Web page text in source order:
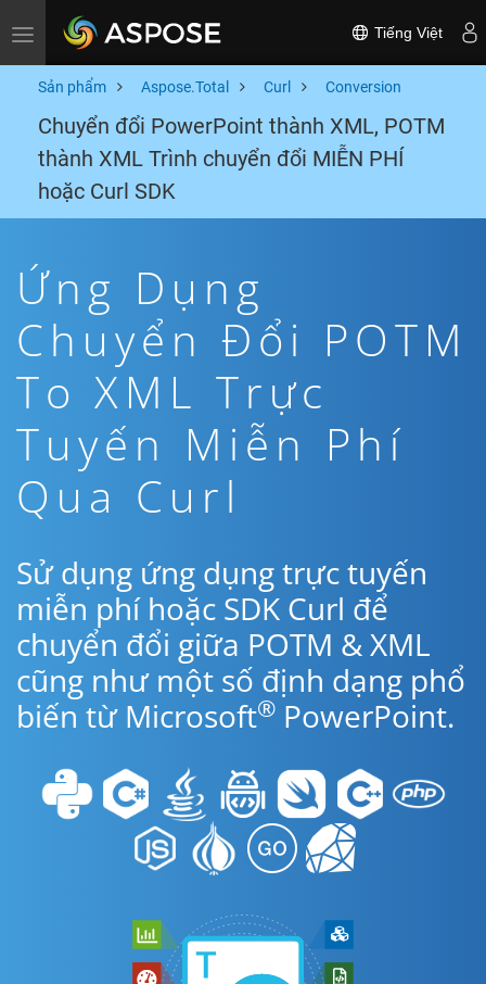
Toggle navigation Tiếng Việt
Sản phẩm Aspose.Total Curl Conversion
Chuyển đổi PowerPoint thành XML, POTM
thành XML Trình chuyển đổi MIỄN PHÍ
hoặc Curl SDK
Ứng Dụng
Chuyển Đổi POTM
To XML Trực
Tuyến Miễn Phí
Qua Curl
Sử dụng ứng dụng trực tuyến
miễn phí hoặc SDK Curl để
chuyển đổi giữa POTM & XML
cũng như một số định dạng phổ
biến từ Microsoft® PowerPoint.